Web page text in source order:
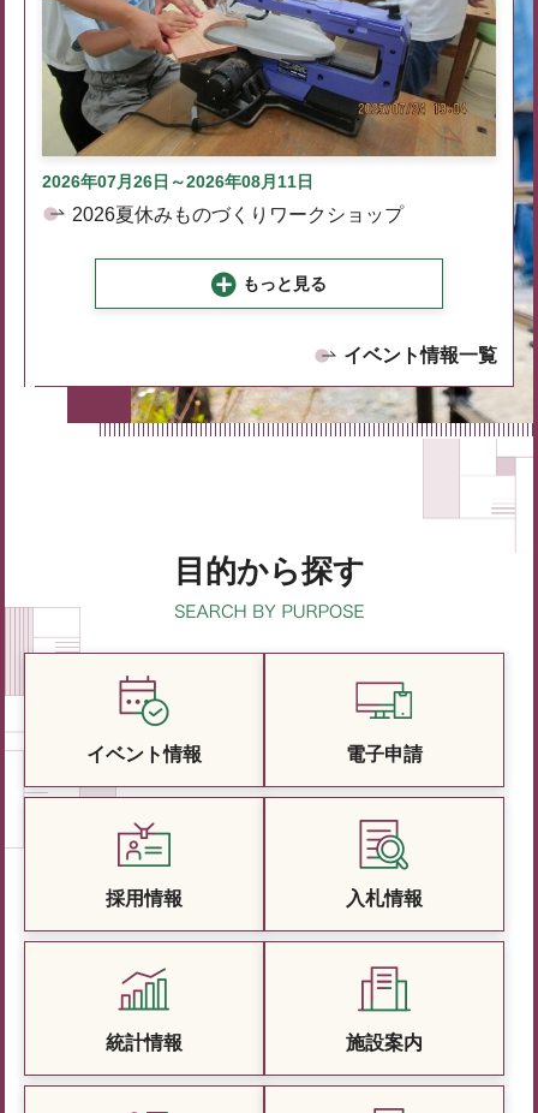
2026年07月26日～2026年08月11日
2026夏休みものづくりワークショップ
もっと見る
イベント情報一覧
目的から探す
イベント情報 電子申請
採用情報 入札情報
統計情報 施設案内